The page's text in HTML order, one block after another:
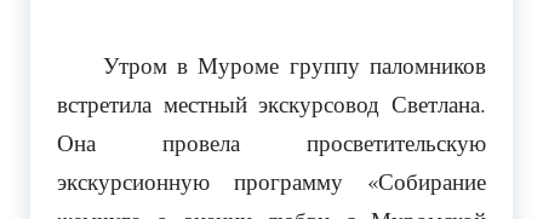
Утром в Муроме группу паломников
встретила местный экскурсовод Светлана.
Она провела просветительскую
экскурсионную программу «Собирание